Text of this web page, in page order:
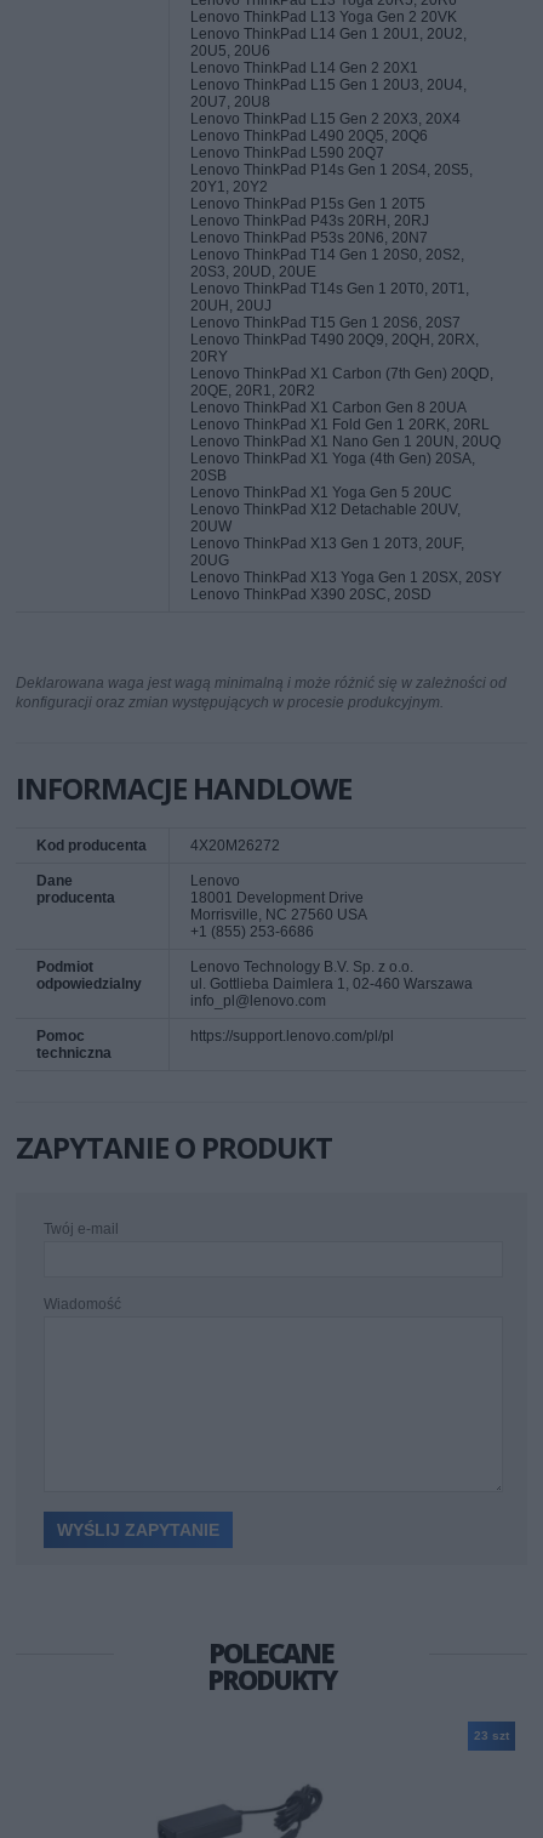
Lenovo ThinkPad L13 Yoga Gen 2 20VK
Lenovo ThinkPad L14 Gen 1 20U1, 20U2,
20U5, 20U6
Lenovo ThinkPad L14 Gen 2 20X1
Lenovo ThinkPad L15 Gen 1 20U3, 20U4,
20U7, 20U8
Lenovo ThinkPad L15 Gen 2 20X3, 20X4
Lenovo ThinkPad L490 20Q5, 20Q6
Lenovo ThinkPad L590 20Q7
Lenovo ThinkPad P14s Gen 1 20S4, 20S5,
20Y1, 20Y2
Lenovo ThinkPad P15s Gen 1 20T5
Lenovo ThinkPad P43s 20RH, 20RJ
Lenovo ThinkPad P53s 20N6, 20N7
Lenovo ThinkPad T14 Gen 1 20S0, 20S2,
20S3, 20UD, 20UE
Lenovo ThinkPad T14s Gen 1 20T0, 20T1,
20UH, 20UJ
Lenovo ThinkPad T15 Gen 1 20S6, 20S7
Lenovo ThinkPad T490 20Q9, 20QH, 20RX,
20RY
Lenovo ThinkPad X1 Carbon (7th Gen) 20QD,
20QE, 20R1, 20R2
Lenovo ThinkPad X1 Carbon Gen 8 20UA
Lenovo ThinkPad X1 Fold Gen 1 20RK, 20RL
Lenovo ThinkPad X1 Nano Gen 1 20UN, 20UQ
Lenovo ThinkPad X1 Yoga (4th Gen) 20SA,
20SB
Lenovo ThinkPad X1 Yoga Gen 5 20UC
Lenovo ThinkPad X12 Detachable 20UV,
20UW
Lenovo ThinkPad X13 Gen 1 20T3, 20UF,
20UG
Lenovo ThinkPad X13 Yoga Gen 1 20SX, 20SY
Lenovo ThinkPad X390 20SC, 20SD
Deklarowana waga jest wagą minimalną i może różnić się w zależności od
konfiguracji oraz zmian występujących w procesie produkcyjnym.
INFORMACJE HANDLOWE
Kod producenta 4X20M26272
Dane
producenta
Lenovo
18001 Development Drive
Morrisville, NC 27560 USA
+1 (855) 253-6686
Podmiot
odpowiedzialny
Lenovo Technology B.V. Sp. z o.o.
ul. Gottlieba Daimlera 1, 02-460 Warszawa
info_pl@lenovo.com
Pomoc
techniczna
https://support.lenovo.com/pl/pl
ZAPYTANIE O PRODUKT
Twój e-mail
Wiadomość
POLECANE
PRODUKTY
23 szt